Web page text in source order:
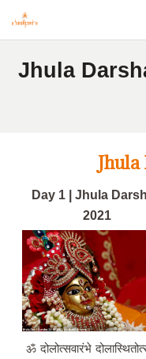
Jhula
Jhula
Day 1 | Jhula
2021
ॐ दोलोत्सवारंभे